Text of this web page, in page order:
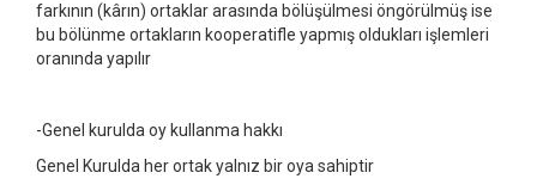
farkının (kârın) ortaklar arasında bölüşülmesi öngörülmüş ise
bu bölünme ortakların kooperatifle yapmış oldukları işlemleri
oranında yapılır
-Genel kurulda oy kullanma hakkı
Genel Kurulda her ortak yalnız bir oya sahiptir